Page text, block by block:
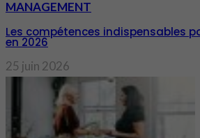
MANAGEMENT
Les compétences indispensables
en 2026
25 juin 2026